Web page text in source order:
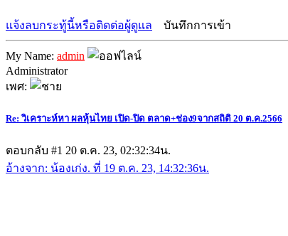
แจ้งลบกระทู้นี้หรือติดต่อผู้ดูแล บันทึกการเข้า
My Name: admin
Administrator
เพศ:
Re: วิเคราะห์หา ผลหุ้นไทย เปิด-ปิด ตลาด+ช่อง9จากสถิติ 20 ต.ค.2566
ตอบกลับ #1 20 ต.ค. 23, 02:32:34น.
อ้างจาก: น้องเก่ง. ที่ 19 ต.ค. 23, 14:32:36น.